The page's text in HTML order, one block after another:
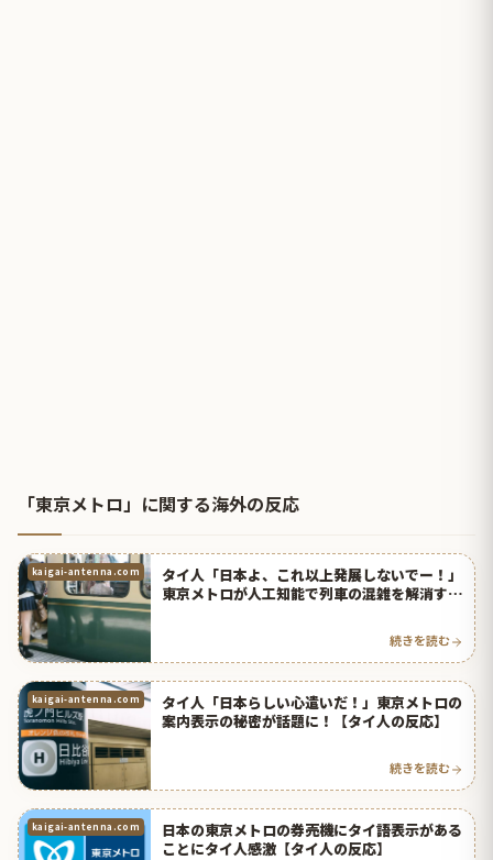
「東京メトロ」に関する海外の反応
kaigai-antenna.com
タイ人「日本よ、これ以上発展しないでー！」
東京メトロが人工知能で列車の混雑を解消する
続きを読む
kaigai-antenna.com
タイ人「日本らしい心遣いだ！」東京メトロの
案内表示の秘密が話題に！【タイ人の反応】
続きを読む
kaigai-antenna.com
日本の東京メトロの券売機にタイ語表示がある
ことにタイ人感激【タイ人の反応】